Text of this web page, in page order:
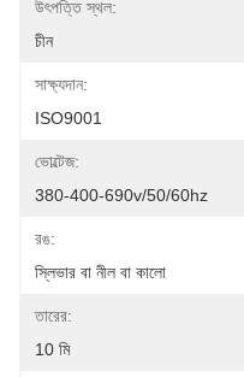
উৎপত্তি স্থল:
চীন
সাক্ষ্যদান:
ISO9001
ভোল্টেজ:
380-400-690v/50/60hz
রঙ:
স্লিভার বা নীল বা কালো
তারের:
10 মি